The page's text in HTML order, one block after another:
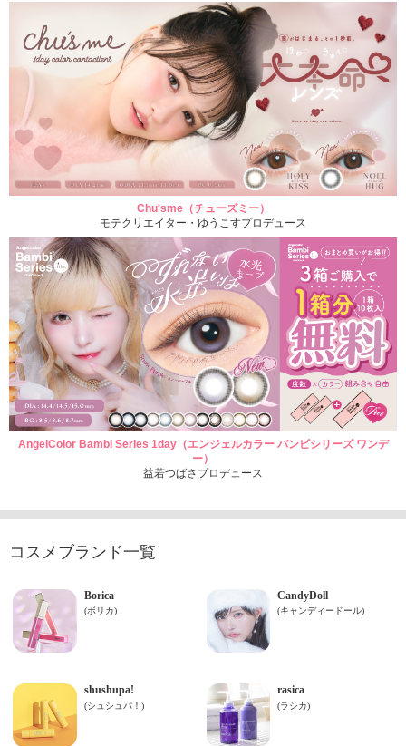
Chu'sme（チューズミー）
モテクリエイター・ゆうこすプロデュース
AngelColor Bambi Series 1day（エンジェルカラー バンビシリーズ ワンデ
ー）
益若つばさプロデュース
コスメブランド一覧